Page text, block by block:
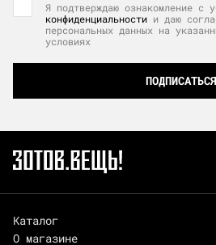
Я подтверждаю ознакомление с
конфиденциальности и даю
персональных данных на
условиях
ПОДПИСАТЬСЯ
Каталог
О магазине